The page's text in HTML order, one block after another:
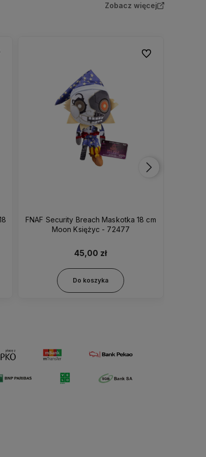
Zobacz więcej
FNAF Security Breach Maskotka 18 cm
Moon Księżyc - 72477
45,00 zł
Do koszyka
Do ulubionych